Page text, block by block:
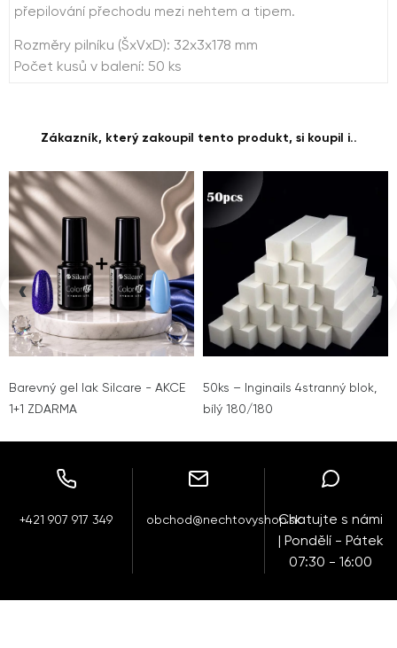
přepilování přechodu mezi nehtem a tipem.
Rozměry pilníku (ŠxVxD): 32x3x178 mm
Počet kusů v balení: 50 ks
Zákazník, který zakoupil tento produkt, si koupil i..
Barevný gel lak Silcare - AKCE
1+1 ZDARMA
50ks – Inginails 4stranný blok,
bílý 180/180
‹ ›
+421 907 917 349 obchod@nechtovyshop.skChatujte s námi
| Pondělí - Pátek
07:30 - 16:00